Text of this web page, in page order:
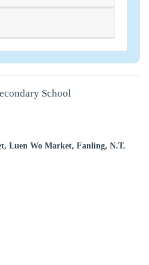
School
Luen Wo Market, Fanling, N.T.